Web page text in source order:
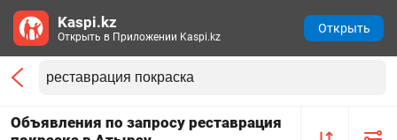
Объявления по запросу реставрация
Kaspi.kz
Открыть в Приложении Kaspi.kz
Открыть